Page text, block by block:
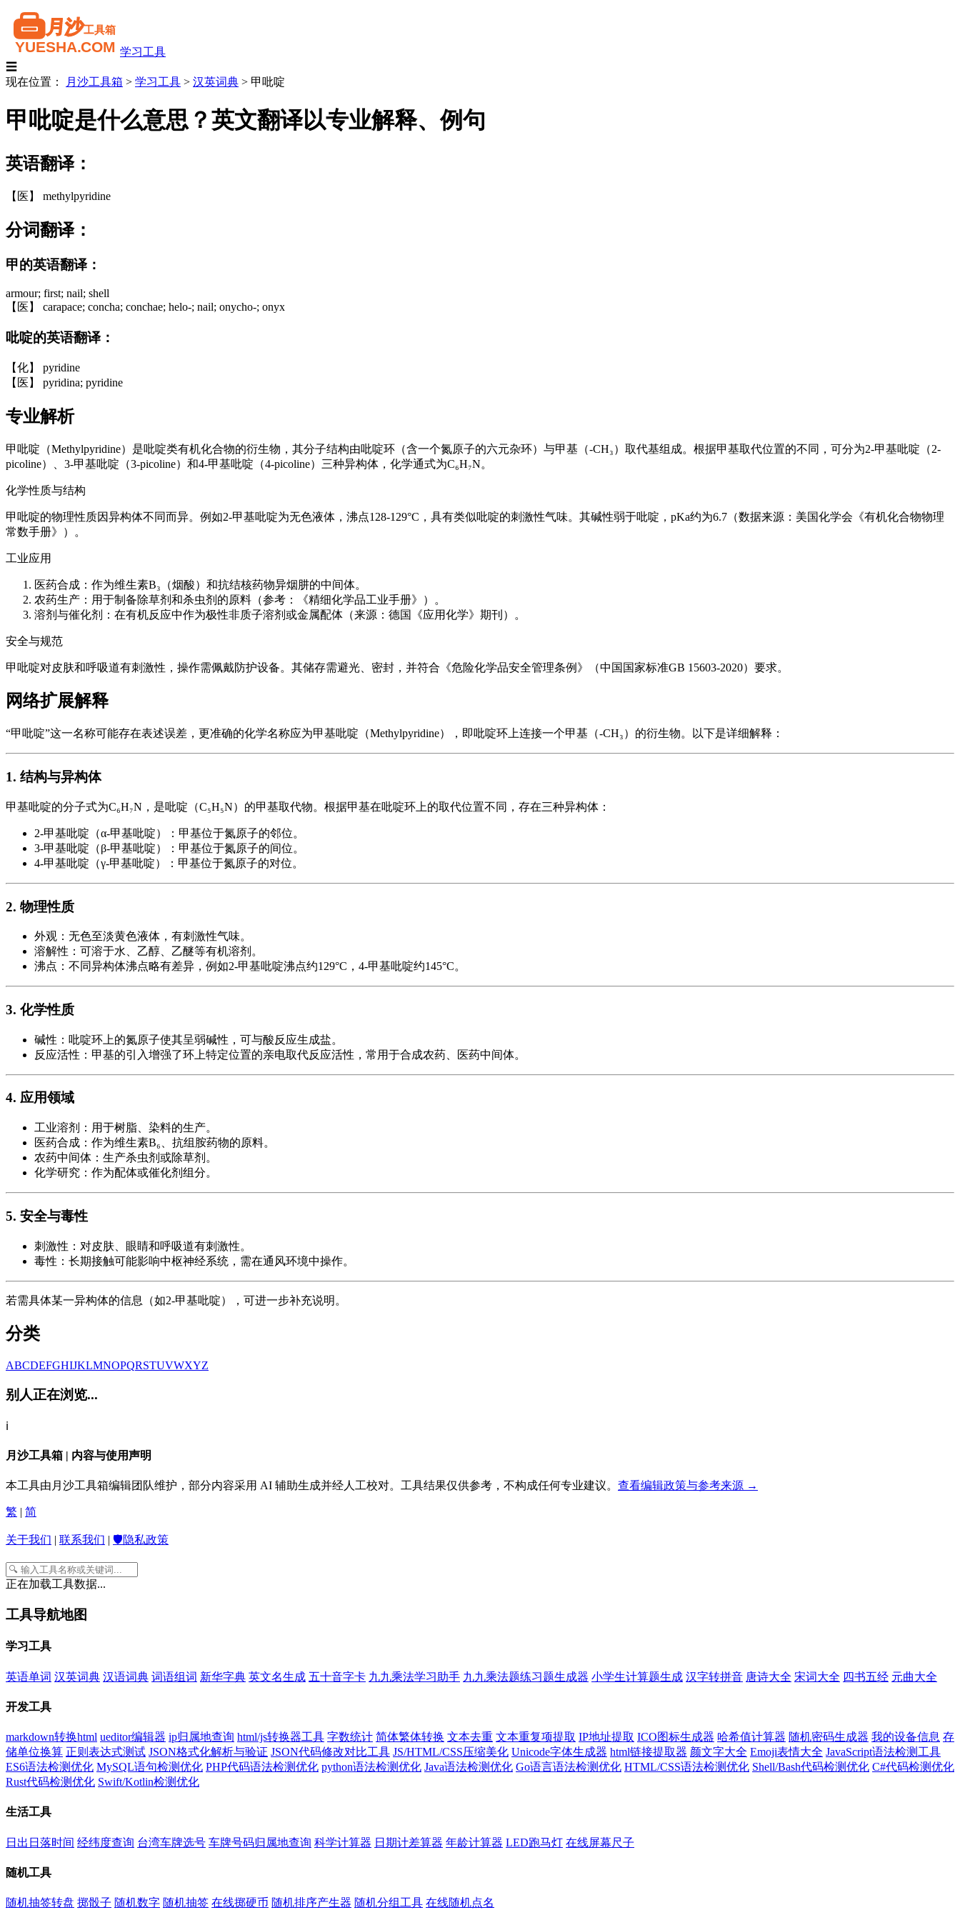
学习工具
☰
现在位置：
月沙工具箱 > 学习工具 > 汉英词典 > 甲吡啶
甲吡啶是什么意思？英文翻译以专业解释、例句
英语翻译：
【医】 methylpyridine
分词翻译：
甲的英语翻译：
armour; first; nail; shell
【医】 carapace; concha; conchae; helo-; nail; onycho-; onyx
吡啶的英语翻译：
【化】 pyridine
【医】 pyridina; pyridine
专业解析
甲吡啶（Methylpyridine）是吡啶类有机化合物的衍生物，其分子结构由吡啶环（含一个氮原子的六元杂环）与甲基（-CH₃）取代基组成。根据甲基取代位置的不同，可分为2-甲基吡啶（2-
picoline）、3-甲基吡啶（3-picoline）和4-甲基吡啶（4-picoline）三种异构体，化学通式为C₆H₇N。
化学性质与结构
甲吡啶的物理性质因异构体不同而异。例如2-甲基吡啶为无色液体，沸点128-129°C，具有类似吡啶的刺激性气味。其碱性弱于吡啶，pKa约为6.7（数据来源：美国化学会《有机化合物物理
常数手册》）。
工业应用
医药合成：作为维生素B₃（烟酸）和抗结核药物异烟肼的中间体。
农药生产：用于制备除草剂和杀虫剂的原料（参考：《精细化学品工业手册》）。
溶剂与催化剂：在有机反应中作为极性非质子溶剂或金属配体（来源：德国《应用化学》期刊）。
安全与规范
甲吡啶对皮肤和呼吸道有刺激性，操作需佩戴防护设备。其储存需避光、密封，并符合《危险化学品安全管理条例》（中国国家标准GB 15603-2020）要求。
网络扩展解释
“甲吡啶”这一名称可能存在表述误差，更准确的化学名称应为甲基吡啶（Methylpyridine），即吡啶环上连接一个甲基（-CH₃）的衍生物。以下是详细解释：
1. 结构与异构体
甲基吡啶的分子式为C₆H₇N，是吡啶（C₅H₅N）的甲基取代物。根据甲基在吡啶环上的取代位置不同，存在三种异构体：
2-甲基吡啶（α-甲基吡啶）：甲基位于氮原子的邻位。
3-甲基吡啶（β-甲基吡啶）：甲基位于氮原子的间位。
4-甲基吡啶（γ-甲基吡啶）：甲基位于氮原子的对位。
2. 物理性质
外观：无色至淡黄色液体，有刺激性气味。
溶解性：可溶于水、乙醇、乙醚等有机溶剂。
沸点：不同异构体沸点略有差异，例如2-甲基吡啶沸点约129°C，4-甲基吡啶约145°C。
3. 化学性质
碱性：吡啶环上的氮原子使其呈弱碱性，可与酸反应生成盐。
反应活性：甲基的引入增强了环上特定位置的亲电取代反应活性，常用于合成农药、医药中间体。
4. 应用领域
工业溶剂：用于树脂、染料的生产。
医药合成：作为维生素B₆、抗组胺药物的原料。
农药中间体：生产杀虫剂或除草剂。
化学研究：作为配体或催化剂组分。
5. 安全与毒性
刺激性：对皮肤、眼睛和呼吸道有刺激性。
毒性：长期接触可能影响中枢神经系统，需在通风环境中操作。
若需具体某一异构体的信息（如2-甲基吡啶），可进一步补充说明。
分类
ABCDEFGHIJKLMNOPQRSTUVWXYZ
别人正在浏览...
ℹ️
月沙工具箱 | 内容与使用声明
本工具由月沙工具箱编辑团队维护，部分内容采用 AI 辅助生成并经人工校对。工具结果仅供参考，不构成任何专业建议。 查看编辑政策与参考来源 →
繁 | 简
关于我们 | 联系我们 | 🛡️隐私政策
正在加载工具数据...
工具导航地图
学习工具
英语单词 汉英词典 汉语词典 词语组词 新华字典 英文名生成 五十音字卡 九九乘法学习助手 九九乘法题练习题生成器 小学生计算题生成 汉字转拼音 唐诗大全 宋词大全 四书五经 元曲大全
开发工具
markdown转换html ueditor编辑器 ip归属地查询 html/js转换器工具 字数统计 简体繁体转换 文本去重 文本重复项提取 IP地址提取 ICO图标生成器 哈希值计算器 随机密码生成器 我的设备信息 存
储单位换算 正则表达式测试 JSON格式化解析与验证 JSON代码修改对比工具 JS/HTML/CSS压缩美化 Unicode字体生成器 html链接提取器 颜文字大全 Emoji表情大全 JavaScript语法检测工具
ES6语法检测优化 MySQL语句检测优化 PHP代码语法检测优化 python语法检测优化 Java语法检测优化 Go语言语法检测优化 HTML/CSS语法检测优化 Shell/Bash代码检测优化 C#代码检测优化
Rust代码检测优化 Swift/Kotlin检测优化
生活工具
日出日落时间 经纬度查询 台湾车牌选号 车牌号码归属地查询 科学计算器 日期计差算器 年龄计算器 LED跑马灯 在线屏幕尺子
随机工具
随机抽签转盘 掷骰子 随机数字 随机抽签 在线掷硬币 随机排序产生器 随机分组工具 在线随机点名